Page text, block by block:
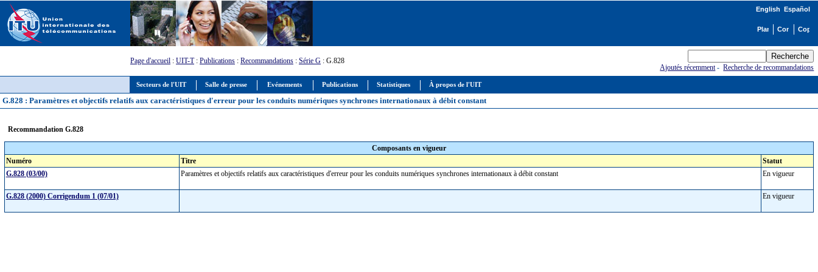
Secteurs de l'UIT Salle de presse Evénements Publications Statistiques À propos de l'UIT
English Español
Page d'accueil : UIT-T: Publications : Recommandations : Série G : G.828
Ajoutés récemment-Recherche de recommandations
G.828 : Paramètres et objectifs relatifs aux caractéristiques d'erreur pour les conduits numériques synchrones internationaux à débit constant
Recommandation G.828
Composants en vigueur
Numéro
Titre
Statut
G.828 (03/00)
Paramètres et objectifs relatifs aux caractéristiques d'erreur pour les conduits numériques synchrones internationaux à débit constant En vigueur
G.828 (2000) Corrigendum 1 (07/01) En vigueur